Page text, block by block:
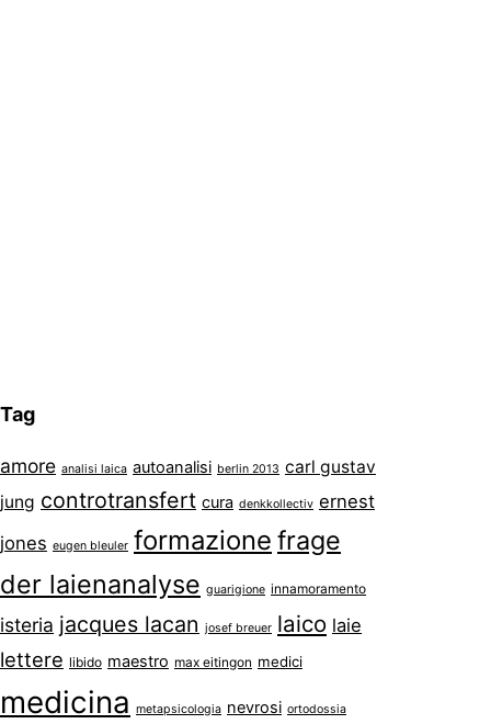
Tag
amore analisi laica autoanalisi berlin 2013 carl gustav
jung controtransfert cura denkkollectiv ernest
jones eugen bleuler formazione frage
der laienanalyse guarigione innamoramento
isteria jacques lacan josef breuer laico laie
lettere libido maestro max eitingon medici
medicina metapsicologia nevrosi ortodossia